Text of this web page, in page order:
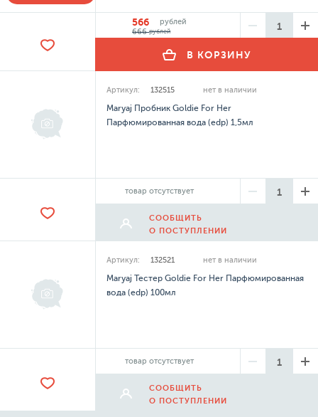
566
рублей
666рублей
В КОРЗИНУ
Артикул: 132515 нет в наличии
Maryaj Пробник Goldie For Her
Парфюмированная вода (edp) 1,5мл
товар отсутствует
СООБЩИТЬ
О ПОСТУПЛЕНИИ
Артикул: 132521 нет в наличии
Maryaj Тестер Goldie For Her Парфюмированная
вода (edp) 100мл
товар отсутствует
СООБЩИТЬ
О ПОСТУПЛЕНИИ